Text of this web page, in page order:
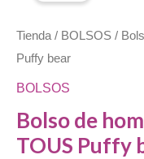
Tienda / BOLSOS /
Puffy bear
BOLSOS
Bolso de
TOUS Puffy